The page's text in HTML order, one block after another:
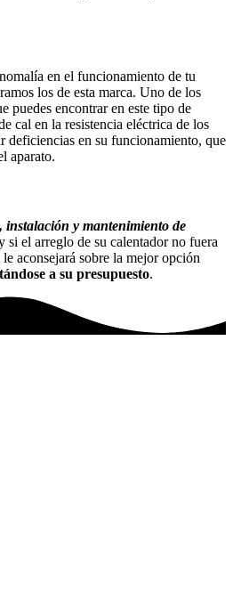
en el funcionamiento de tu
los de esta marca. Uno de los
puedes encontrar en este tipo de
cal en la resistencia eléctrica de los
deficiencias en su funcionamiento, que
aparato.
instalación y mantenimiento de
si el arreglo de su calentador no fuera
aconsejará sobre la mejor opción
a su presupuesto.